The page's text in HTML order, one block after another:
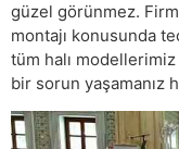
güzel görünmez.
montajı konusunda
tüm halı
bir sorun yaşamanız